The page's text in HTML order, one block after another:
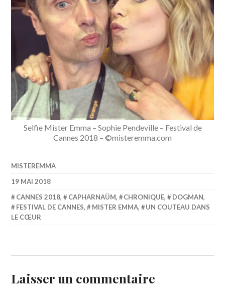
Selfie Mister Emma – Sophie Pendeville – Festival de
Cannes 2018 – ©misteremma.com
MISTEREMMA
19 MAI 2018
CANNES 2018, CAPHARNAÜM, CHRONIQUE, DOGMAN,
FESTIVAL DE CANNES, MISTER EMMA,
UN COUTEAU DANS
LE CŒUR
Laisser un commentaire